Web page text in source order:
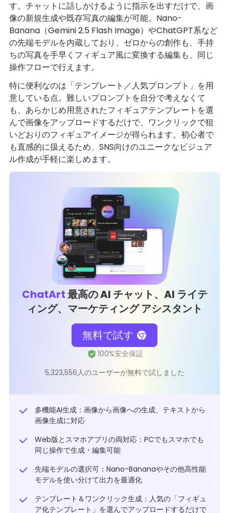
す。チャットに話しかけるように指示を出すだけで、画
像の新規生成や既存写真の編集が可能。Nano-
Banana（Gemini 2.5 Flash Image）やChatGPT系など
の先端モデルを内蔵しており、ゼロからの創作も、手持
ちの写真を手早くフィギュア風に変換する編集も、同じ
操作フローで行えます。
特に便利なのは「テンプレート／人気プロンプト」を用
意している点。難しいプロンプトを自分で考えなくて
も、あらかじめ用意されたフィギュアテンプレートを選
んで画像をアップロードするだけで、ワンクリックで狙
いどおりのフィギュアイメージが得られます。初心者で
も直感的に扱えるため、SNS向けのユニークなビジュア
ル作成が手軽に楽しめます。
ChatArt最高の AI チャット、AI ライテ
ィング、マーケティング アシスタント
無料で試す
5,323,556人のユーザーが無料で試しました
多機能AI生成：画像から画像への生成、テキストから
画像生成に対応
Web版とスマホアプリの両対応：PCでもスマホでも
同じ操作で生成・編集可能
先端モデルの選択可：Nano-Bananaやその他高性能
モデルを使い分けて出力を最適化
テンプレート＆ワンクリック生成：人気の「フィギュ
ア化テンプレート」を選んでアップロードするだけで